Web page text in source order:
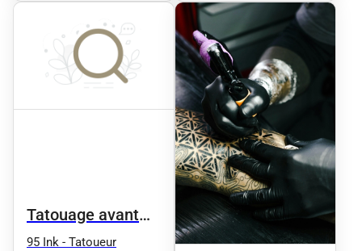
Tatouage avant
bras
95 Ink - Tatoueur